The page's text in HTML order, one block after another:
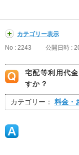
カテゴリー表示
No : 2243
公開日時 :
宅配等利用代
すか？
カテゴリー： 料金・